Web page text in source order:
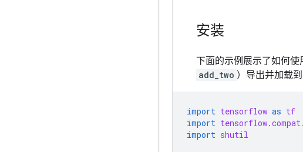
安装
下面的示例展示了如何使
add_two ）导出并加载
import tensorflow as tf
import
import shutil